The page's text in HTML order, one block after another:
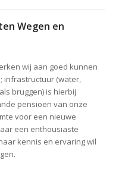
Wegen en
wij aan goed kunnen
infrastructuur (water,
bruggen) is hierbij
pensioen van onze
voor een nieuwe
een enthousiaste
kennis en ervaring wil